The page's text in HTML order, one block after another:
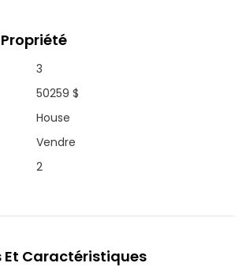
3
50259 $
House
Vendre
2
Et Caractéristiques